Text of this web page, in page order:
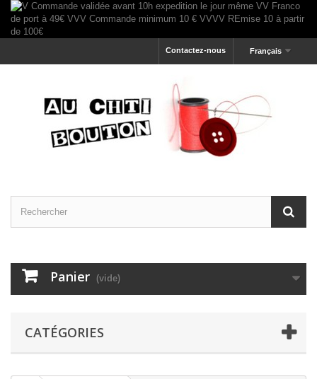
Français
Contactez-nous
Panier (vide)
CATÉGORIES